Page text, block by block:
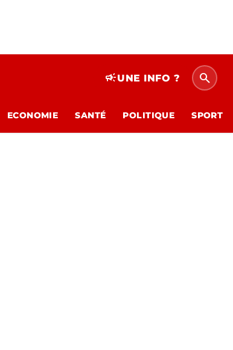
campaignUNE INFO ? search
ECONOMIE SANTÉ POLITIQUE SPORT